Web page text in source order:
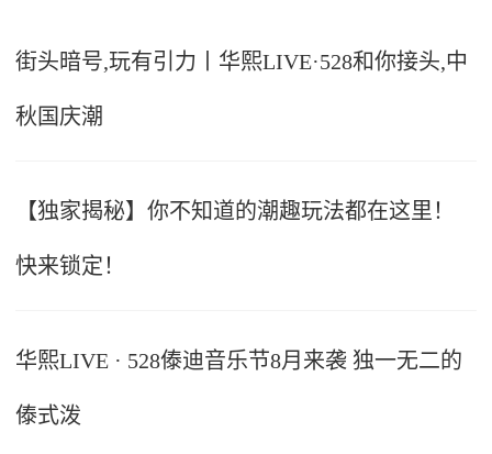
街头暗号,玩有引力丨华熙LIVE·528和你接头,中
秋国庆潮
【独家揭秘】你不知道的潮趣玩法都在这里！
快来锁定！
华熙LIVE · 528傣迪音乐节8月来袭 独一无二的
傣式泼